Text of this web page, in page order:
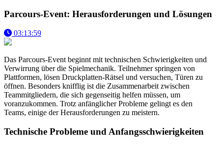
Parcours-Event: Herausforderungen und Lösungen
03:13:59
Das Parcours-Event beginnt mit technischen Schwierigkeiten und
Verwirrung über die Spielmechanik. Teilnehmer springen von
Plattformen, lösen Druckplatten-Rätsel und versuchen, Türen zu
öffnen. Besonders knifflig ist die Zusammenarbeit zwischen
Teammitgliedern, die sich gegenseitig helfen müssen, um
voranzukommen. Trotz anfänglicher Probleme gelingt es den
Teams, einige der Herausforderungen zu meistern.
Technische Probleme und Anfangsschwierigkeiten